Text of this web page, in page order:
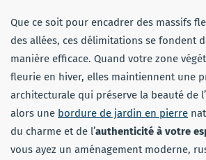
Que ce soit pour encadrer des massifs
des allées, ces délimitations se fondent
manière efficace. Quand votre zone
fleurie en hiver, elles maintiennent une
architecturale qui préserve la beauté de
alors une bordure de jardin en pierre
du charme et de l’authenticité à votre
vous ayez un aménagement moderne,